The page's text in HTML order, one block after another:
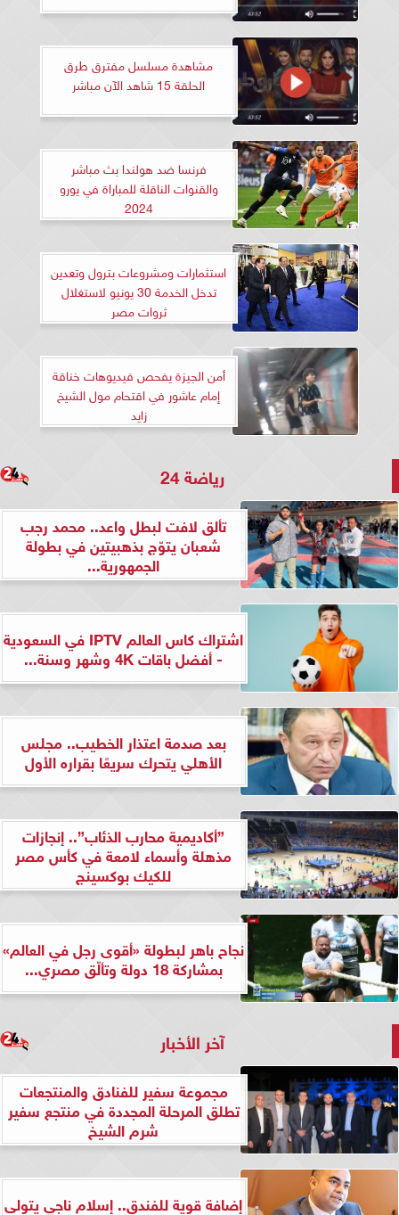
مشاهدة مسلسل مفترق طرق
الحلقة 15 شاهد الآن مباشر
فرنسا ضد هولندا بث مباشر
والقنوات الناقلة للمباراة في يورو
2024
استثمارات ومشروعات بترول وتعدين
تدخل الخدمة 30 يونيو لاستغلال
ثروات مصر
أمن الجيزة يفحص فيديوهات خناقة
إمام عاشور في اقتحام مول الشيخ
زايد
رياضة 24
تألق لافت لبطل واعد.. محمد رجب
شعبان يتوّج بذهبيتين في بطولة
الجمهورية...
اشتراك كاس العالم IPTV في السعودية
- أفضل باقات 4K وشهر وسنة...
بعد صدمة اعتذار الخطيب.. مجلس
الأهلي يتحرك سريعًا بقراره الأول
”أكاديمية محارب الذئاب”.. إنجازات
مذهلة وأسماء لامعة في كأس مصر
للكيك بوكسينج
نجاح باهر لبطولة «أقوى رجل في العالم»
بمشاركة 18 دولة وتألّق مصري...
آخر الأخبار
مجموعة سفير للفنادق والمنتجعات
تطلق المرحلة المجددة في منتجع سفير
شرم الشيخ
إضافة قوية للفندق.. إسلام ناجي يتولى